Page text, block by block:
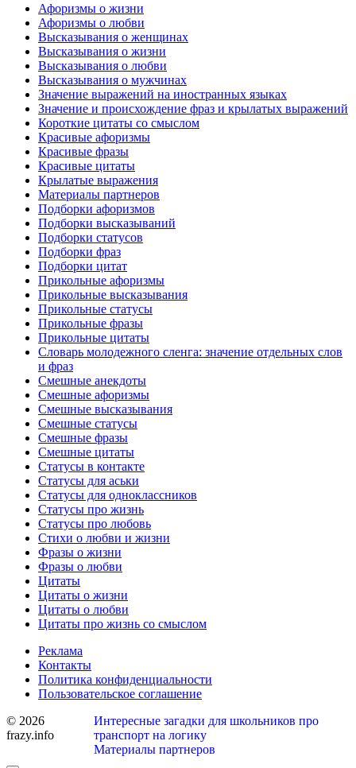
Афоризмы о жизни
Афоризмы о любви
Высказывания о женщинах
Высказывания о жизни
Высказывания о любви
Высказывания о мужчинах
Значение выражений на иностранных языках
Значение и происхождение фраз и крылатых выражений
Короткие цитаты со смыслом
Красивые афоризмы
Красивые фразы
Красивые цитаты
Крылатые выражения
Материалы партнеров
Подборки афоризмов
Подборки высказываний
Подборки статусов
Подборки фраз
Подборки цитат
Прикольные афоризмы
Прикольные высказывания
Прикольные статусы
Прикольные фразы
Прикольные цитаты
Словарь молодежного сленга: значение отдельных слов
и фраз
Смешные анекдоты
Смешные афоризмы
Смешные высказывания
Смешные статусы
Смешные фразы
Смешные цитаты
Статусы в контакте
Статусы для аськи
Статусы для одноклассников
Статусы про жизнь
Статусы про любовь
Стихи о любви и жизни
Фразы о жизни
Фразы о любви
Цитаты
Цитаты о жизни
Цитаты о любви
Цитаты про жизнь со смыслом
Реклама
Контакты
Политика конфиденциальности
Пользовательское соглашение
© 2026
frazy.info
Интересные загадки для школьников про
транспорт на логику
Материалы партнеров